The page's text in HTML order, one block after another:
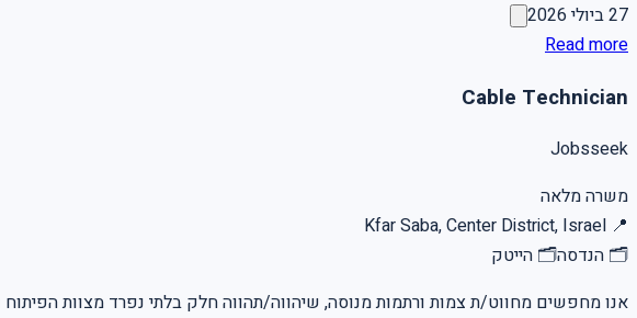
27 ביולי 2026
Read more
Cable Technician
Jobsseek
משרה מלאה
📍
Kfar Saba, Center District, Israel
🗂 הנדסה🗂 הייטק
אנו מחפשים מחווט/ת צמות ורתמות מנוסה, שיהווה/תהווה חלק בלתי נפרד מצוות